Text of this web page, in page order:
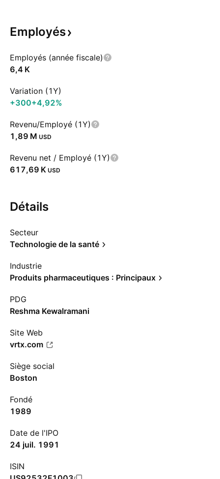
Employés
Employés (année fiscale)
‪6,4 K‬
Variation (1Y)
+300+4,92%
Revenu/Employé (1Y)
‪1,89 M‬ USD
Revenu net / Employé (1Y)
‪617,69 K‬ USD
Détails
Secteur
Technologie de la santé
Industrie
Produits pharmaceutiques : Principaux
PDG
Reshma Kewalramani
Site Web
vrtx.com
Siège social
Boston
Fondé
1989
Date de l'IPO
24 juil. 1991
ISIN